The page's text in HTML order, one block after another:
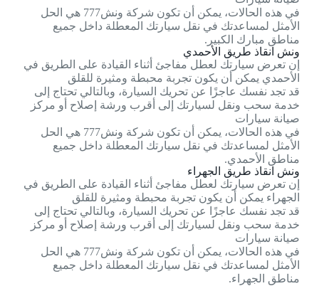
في هذه الحالات، يمكن أن تكون شركة ونش777 هي الحل
الأمثل لمساعدتك في نقل سيارتك المعطلة داخل جميع
مناطق مبارك الكبير.
ونش انقاذ طريق الأحمدي
إن تعرض سيارتك لعطل مفاجئ أثناء القيادة على الطريق في
الأحمدي يمكن أن يكون تجربة محبطة ومثيرة للقلق
قد تجد نفسك عاجزًا عن تحريك السيارة، وبالتالي تحتاج إلى
خدمة سحب ونقل لسيارتك إلى أقرب ورشة إصلاح أو مركز
صيانة سيارات
في هذه الحالات، يمكن أن تكون شركة ونش777 هي الحل
الأمثل لمساعدتك في نقل سيارتك المعطلة داخل جميع
مناطق الأحمدي.
ونش انقاذ طريق الجهراء
إن تعرض سيارتك لعطل مفاجئ أثناء القيادة على الطريق في
الجهراء يمكن أن يكون تجربة محبطة ومثيرة للقلق
قد تجد نفسك عاجزًا عن تحريك السيارة، وبالتالي تحتاج إلى
خدمة سحب ونقل لسيارتك إلى أقرب ورشة إصلاح أو مركز
صيانة سيارات
في هذه الحالات، يمكن أن تكون شركة ونش777 هي الحل
الأمثل لمساعدتك في نقل سيارتك المعطلة داخل جميع
مناطق الجهراء.